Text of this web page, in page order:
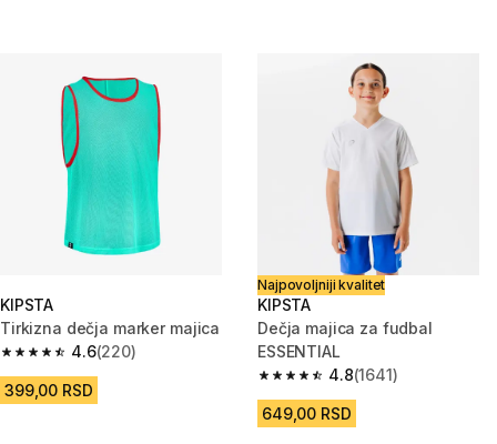
KIPSTA
Tirkizna dečja marker majica
4.6
4.6 od 5 zvezdica from 220 Recenzije
(220)
399,00 RSD
Najpovoljniji kvalitet
KIPSTA
Dečja majica za fudbal
ESSENTIAL
4.8
4.8 od 5 zvezdica from 1641
(1641)
649,00 RSD